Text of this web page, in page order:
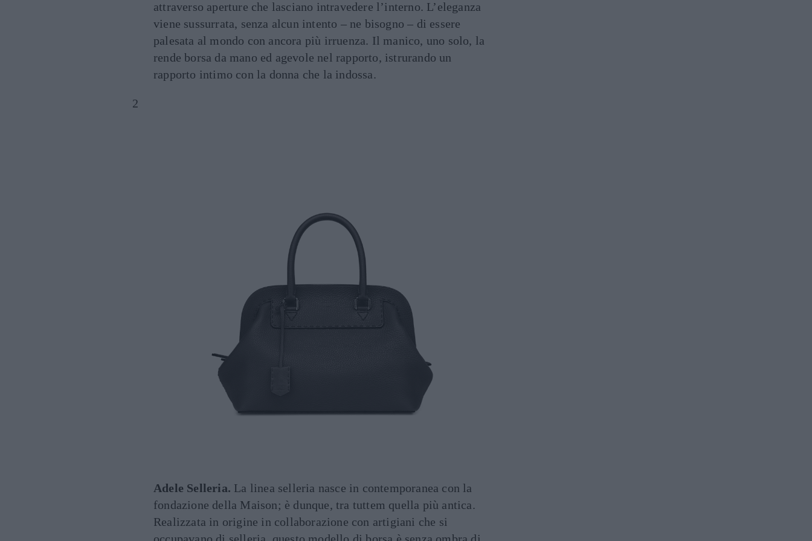
attraverso aperture che lasciano intravedere l’interno. L’eleganza
viene sussurrata, senza alcun intento – ne bisogno – di essere
palesata al mondo con ancora più irruenza. Il manico, uno solo, la
rende borsa da mano ed agevole nel rapporto, istrurando un
rapporto intimo con la donna che la indossa.
Adele Selleria. La linea selleria nasce in contemporanea con la
fondazione della Maison; è dunque, tra tuttem quella più antica.
Realizzata in origine in collaborazione con artigiani che si